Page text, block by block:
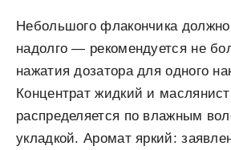
Небольшого флакончика должно
надолго — рекомендуется не
нажатия дозатора для одного
Концентрат жидкий и
распределяется по влажным
укладкой. Аромат яркий: